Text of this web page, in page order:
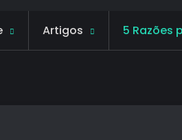
Artigos 5 Razões